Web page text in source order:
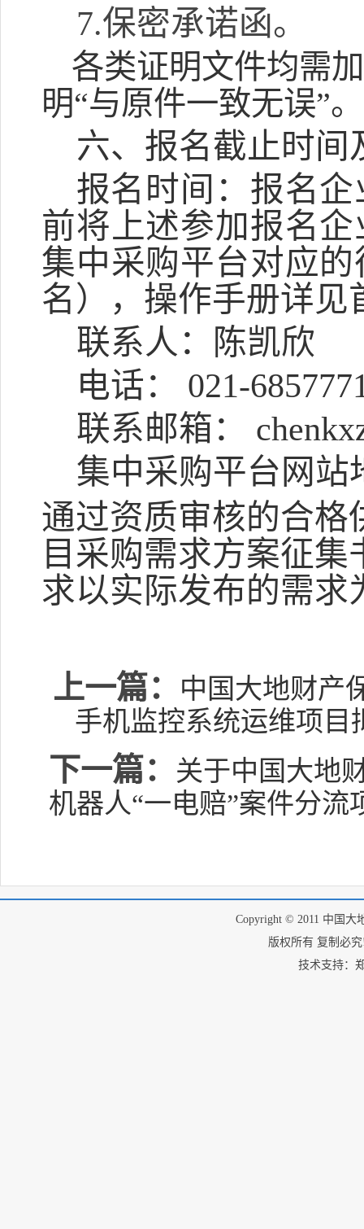
7.保密承诺函。
各类证明文件均需
明“与原件一致无误”。
六、报名截止时间
报名时间： 报名
前将上述参加报名
集中采购平台对应
名），操作手册详见
联系人：
陈凯欣
电话：
021-
联系邮箱：
集中采购平台网站
通过资质审核的合格
目采购需求方案征
求以实际发布的需求
上一篇： 中国大地财产
手机监控系统运维项
下一篇：
关于中国大地
机器人“一电赔”案件分
Copyright © 2011 中国大
版权所有 复制必
技术支持：